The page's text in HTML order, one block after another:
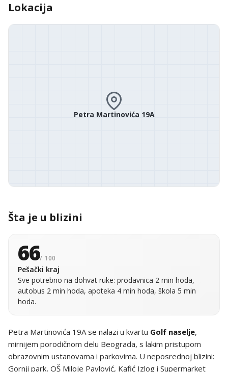
Lokacija
Petra Martinovića 19A
Šta je u blizini
66/ 100
Pešački kraj
Sve potrebno na dohvat ruke: prodavnica 2 min hoda,
autobus 2 min hoda, apoteka 4 min hoda, škola 5 min
hoda.
Petra Martinovića 19A se nalazi u kvartu Golf naselje,
mirnijem porodičnom delu Beograda, s lakim pristupom
obrazovnim ustanovama i parkovima. U neposrednoj blizini:
Gornji park, OŠ Miloje Pavlović, Kafić Izlog i Supermarket